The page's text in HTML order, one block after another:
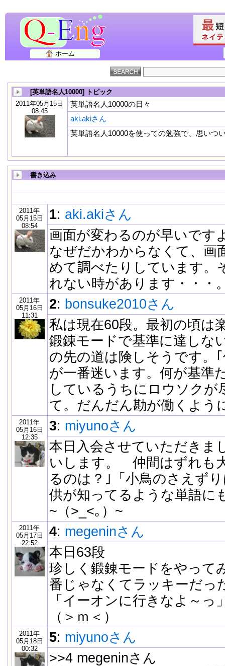
ホーム
[英単語名人10000] トピック
2011年05月15日
08:45
英単語名人10000の日々
aki.akiさん
英単語名人10000を使っての勉強で、思いつ
書き込み
2011年
05月15日
08:54
1: aki.akiさん
画面が変わるのが早いです
なぜだかわからなくて、画
めて調べたりしています。
れない時があります・・・
2011年
05月16日
11:31
2: bonsuke2010さん
私は現在60段。最初の頃は
鍛錬モードで基準に達しな
の先の道は険しそうです。
が一番迷います。何が基
しているうちにロウソクが
て。だんだん勘が働くよう
2011年
05月16日
12:35
3: miyunoさん
本日入会させていただき
いします。 仲間はずれも
るのは？｣「小鳥のさえず
供が知ってるような単語に
~（>_<｡）~
2011年
05月17日
22:52
4: megeninさん
本日63段
珍しく鍛錬モードをやっ
番じゃなくてラッキーだ
「イーオンに行きなよ～
（＞ｍ＜）
2011年
05月18日
00:32
5: miyunoさん
>>4 megeninさん